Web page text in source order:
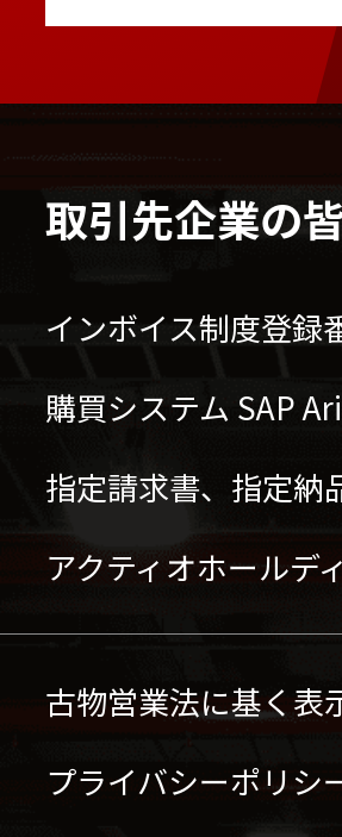
取引先企業の
インボイス制度登録
購買システム SAP
指定請求書、指定納
アクティオホール
古物営業法に基く表
プライバシーポリシ